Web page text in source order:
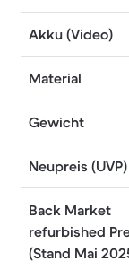
Akku (Video)
Material
Gewicht
Neupreis (UVP)
Back Market
refurbished
(Stand Mai